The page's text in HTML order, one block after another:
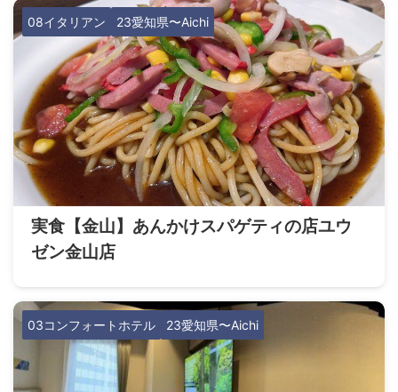
08イタリアン 23愛知県〜Aichi
実食【金山】あんかけスパゲティの店ユウ
ゼン金山店
03コンフォートホテル 23愛知県〜Aichi